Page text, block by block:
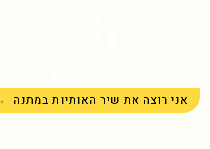
אני רוצה את שיר האותיות במתנה ←